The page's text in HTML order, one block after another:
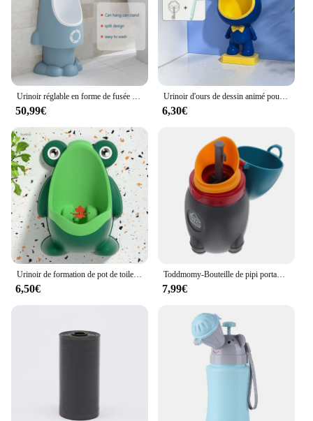
50,99€ 6,30€
6,50€
Toddmomy-Bouteille de pipi portable pour enfants, pot pour bébé, urinoir d'urgence, toilette pour enfants, voiture de camping, voyage en voiture, pipi, 1 pièce
7,99€